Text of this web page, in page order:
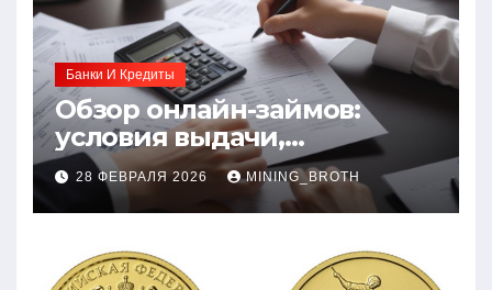
Банки И Кредиты
Обзор онлайн-займов:
условия выдачи,
процентные ставки и
требования к заемщикам
28 ФЕВРАЛЯ 2026 MINING_BROTH